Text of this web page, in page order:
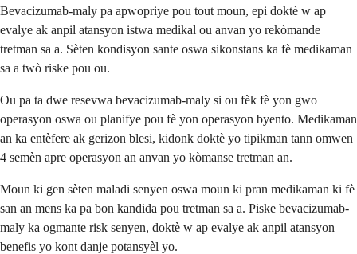
Bevacizumab-maly pa apwopriye pou tout moun, epi doktè w ap
evalye ak anpil atansyon istwa medikal ou anvan yo rekòmande
tretman sa a. Sèten kondisyon sante oswa sikonstans ka fè medikaman
sa a twò riske pou ou.
Ou pa ta dwe resevwa bevacizumab-maly si ou fèk fè yon gwo
operasyon oswa ou planifye pou fè yon operasyon byento. Medikaman
an ka entèfere ak gerizon blesi, kidonk doktè yo tipikman tann omwen
4 semèn apre operasyon an anvan yo kòmanse tretman an.
Moun ki gen sèten maladi senyen oswa moun ki pran medikaman ki fè
san an mens ka pa bon kandida pou tretman sa a. Piske bevacizumab-
maly ka ogmante risk senyen, doktè w ap evalye ak anpil atansyon
benefis yo kont danje potansyèl yo.